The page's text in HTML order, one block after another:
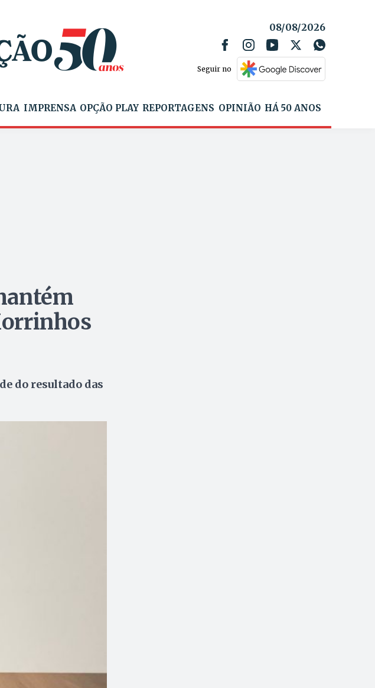
08/08/2026
Seguir no
IMPRENSA OPÇÃO PLAY REPORTAGENS OPINIÃO HÁ 50 ANOS
do resultado das